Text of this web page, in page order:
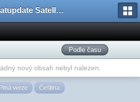
Satupdate Satellite Support Project
Podle času
nový obsah nebyl nalezen.
Plná verze Čeština